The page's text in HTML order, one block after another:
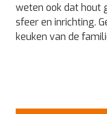
weten ook dat hout
sfeer en inrichting.
keuken van de